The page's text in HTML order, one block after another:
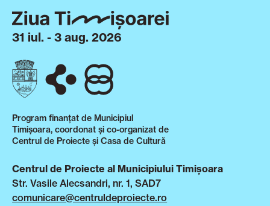
31 iul. - 3 aug. 2026
Program finanțat de Municipiul
Timișoara, coordonat și co-organizat de
Centrul de Proiecte și Casa de Cultură
Centrul de Proiecte al Municipiului Timișoara
Str. Vasile Alecsandri, nr. 1, SAD7
comunicare@centruldeproiecte.ro